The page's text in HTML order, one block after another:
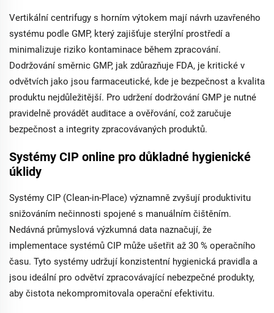
Vertikální centrifugy s horním výtokem mají návrh uzavřeného
systému podle GMP, který zajišťuje sterýlní prostředí a
minimalizuje riziko kontaminace během zpracování.
Dodržování směrnic GMP, jak zdůrazňuje FDA, je kritické v
odvětvích jako jsou farmaceutické, kde je bezpečnost a kvalita
produktu nejdůležitější. Pro udržení dodržování GMP je nutné
pravidelně provádět auditace a ověřování, což zaručuje
bezpečnost a integrity zpracovávaných produktů.
Systémy CIP online pro důkladné hygienické
úklidy
Systémy CIP (Clean-in-Place) významně zvyšují produktivitu
snižováním nečinnosti spojené s manuálním čištěním.
Nedávná průmyslová výzkumná data naznačují, že
implementace systémů CIP může ušetřit až 30 % operačního
času. Tyto systémy udržují konzistentní hygienická pravidla a
jsou ideální pro odvětví zpracovávající nebezpečné produkty,
aby čistota nekompromitovala operační efektivitu.